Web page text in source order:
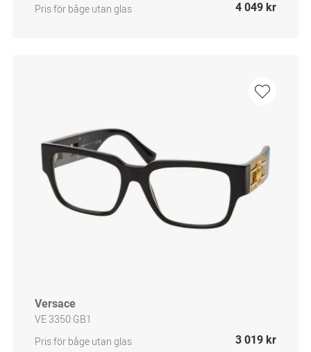
Pris för båge utan glas
4 049 kr
Versace
VE 3350 GB1
Pris för båge utan glas
3 019 kr